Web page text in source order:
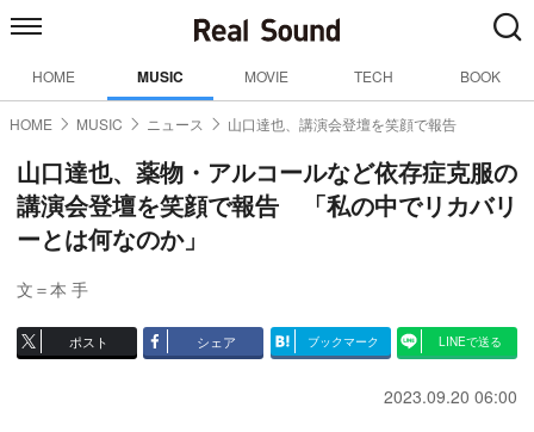
HOME MUSIC MOVIE TECH BOOK
HOME MUSIC ニュース 山口達也、講演会登壇を笑顔で報告
山口達也、薬物・アルコールなど依存症克服の
講演会登壇を笑顔で報告 「私の中でリカバリ
ーとは何なのか」
文＝本 手
ポスト シェア ブックマーク LINEで送る
2023.09.20 06:00